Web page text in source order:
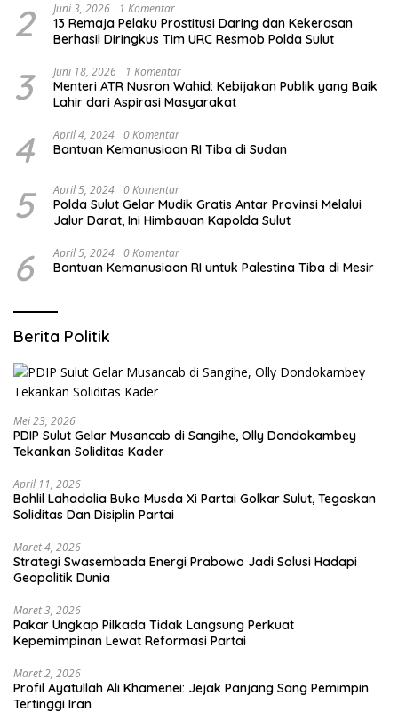
2 Juni 3, 2026 1 Komentar
13 Remaja Pelaku Prostitusi Daring dan Kekerasan
Berhasil Diringkus Tim URC Resmob Polda Sulut
3 Juni 18, 2026 1 Komentar
Menteri ATR Nusron Wahid: Kebijakan Publik yang Baik
Lahir dari Aspirasi Masyarakat
4 April 4, 2024 0 Komentar
Bantuan Kemanusiaan RI Tiba di Sudan
5 April 5, 2024 0 Komentar
Polda Sulut Gelar Mudik Gratis Antar Provinsi Melalui
Jalur Darat, Ini Himbauan Kapolda Sulut
6 April 5, 2024 0 Komentar
Bantuan Kemanusiaan RI untuk Palestina Tiba di Mesir
Berita Politik
Mei 23, 2026
PDIP Sulut Gelar Musancab di Sangihe, Olly Dondokambey
Tekankan Soliditas Kader
April 11, 2026
Bahlil Lahadalia Buka Musda Xi Partai Golkar Sulut, Tegaskan
Soliditas Dan Disiplin Partai
Maret 4, 2026
Strategi Swasembada Energi Prabowo Jadi Solusi Hadapi
Geopolitik Dunia
Maret 3, 2026
Pakar Ungkap Pilkada Tidak Langsung Perkuat
Kepemimpinan Lewat Reformasi Partai
Maret 2, 2026
Profil Ayatullah Ali Khamenei: Jejak Panjang Sang Pemimpin
Tertinggi Iran